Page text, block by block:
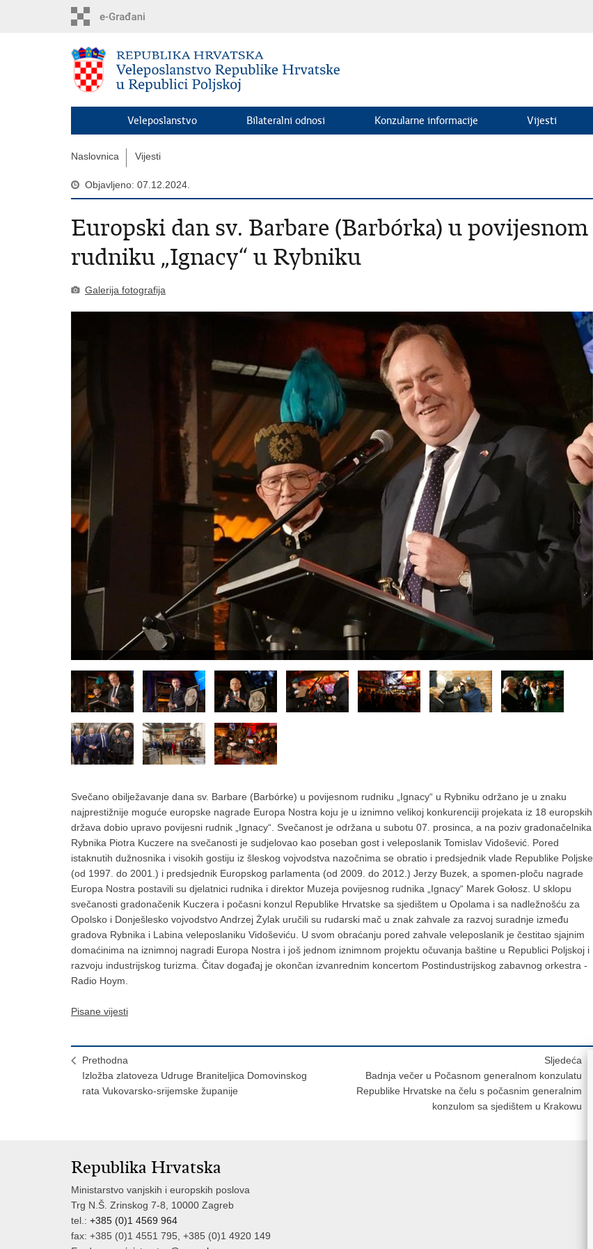
Veleposlanstvo Bilateralni odnosi Konzularne informacije Vijesti
Naslovnica Vijesti
Objavljeno: 07.12.2024.
Europski dan sv. Barbare (Barbórka) u povijesnom
rudniku „Ignacy“ u Rybniku
Galerija fotografija
Svečano obilježavanje dana sv. Barbare (Barbórke) u povijesnom rudniku „Ignacy“ u Rybniku održano je u znaku
najprestižnije moguće europske nagrade Europa Nostra koju je u iznimno velikoj konkurenciji projekata iz 18 europskih
država dobio upravo povijesni rudnik „Ignacy“. Svečanost je održana u subotu 07. prosinca, a na poziv gradonačelnika
Rybnika Piotra Kuczere na svečanosti je sudjelovao kao poseban gost i veleposlanik Tomislav Vidošević. Pored
istaknutih dužnosnika i visokih gostiju iz šleskog vojvodstva nazočnima se obratio i predsjednik vlade Republike Poljske
(od 1997. do 2001.) i predsjednik Europskog parlamenta (od 2009. do 2012.) Jerzy Buzek, a spomen-ploču nagrade
Europa Nostra postavili su djelatnici rudnika i direktor Muzeja povijesnog rudnika „Ignacy“ Marek Gołosz. U sklopu
svečanosti gradonačenik Kuczera i počasni konzul Republike Hrvatske sa sjedištem u Opolama i sa nadležnošću za
Opolsko i Donješlesko vojvodstvo Andrzej Żylak uručili su rudarski mač u znak zahvale za razvoj suradnje između
gradova Rybnika i Labina veleposlaniku Vidoševiću. U svom obraćanju pored zahvale veleposlanik je čestitao sjajnim
domaćinima na iznimnoj nagradi Europa Nostra i još jednom iznimnom projektu očuvanja baštine u Republici Poljskoj i
razvoju industrijskog turizma. Čitav događaj je okončan izvanrednim koncertom Postindustrijskog zabavnog orkestra -
Radio Hoym.
Pisane vijesti
Prethodna
Izložba zlatoveza Udruge Braniteljica Domovinskog
rata Vukovarsko-srijemske županije
Sljedeća
Badnja večer u Počasnom generalnom konzulatu
Republike Hrvatske na čelu s počasnim generalnim
konzulom sa sjedištem u Krakowu
Republika Hrvatska
Ministarstvo vanjskih i europskih poslova
Trg N.Š. Zrinskog 7-8, 10000 Zagreb
tel.: +385 (0)1 4569 964
fax: +385 (0)1 4551 795, +385 (0)1 4920 149